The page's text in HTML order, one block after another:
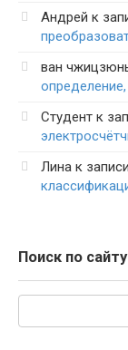
Андрей к
ван
Студент к
Лина к записи
Поиск по